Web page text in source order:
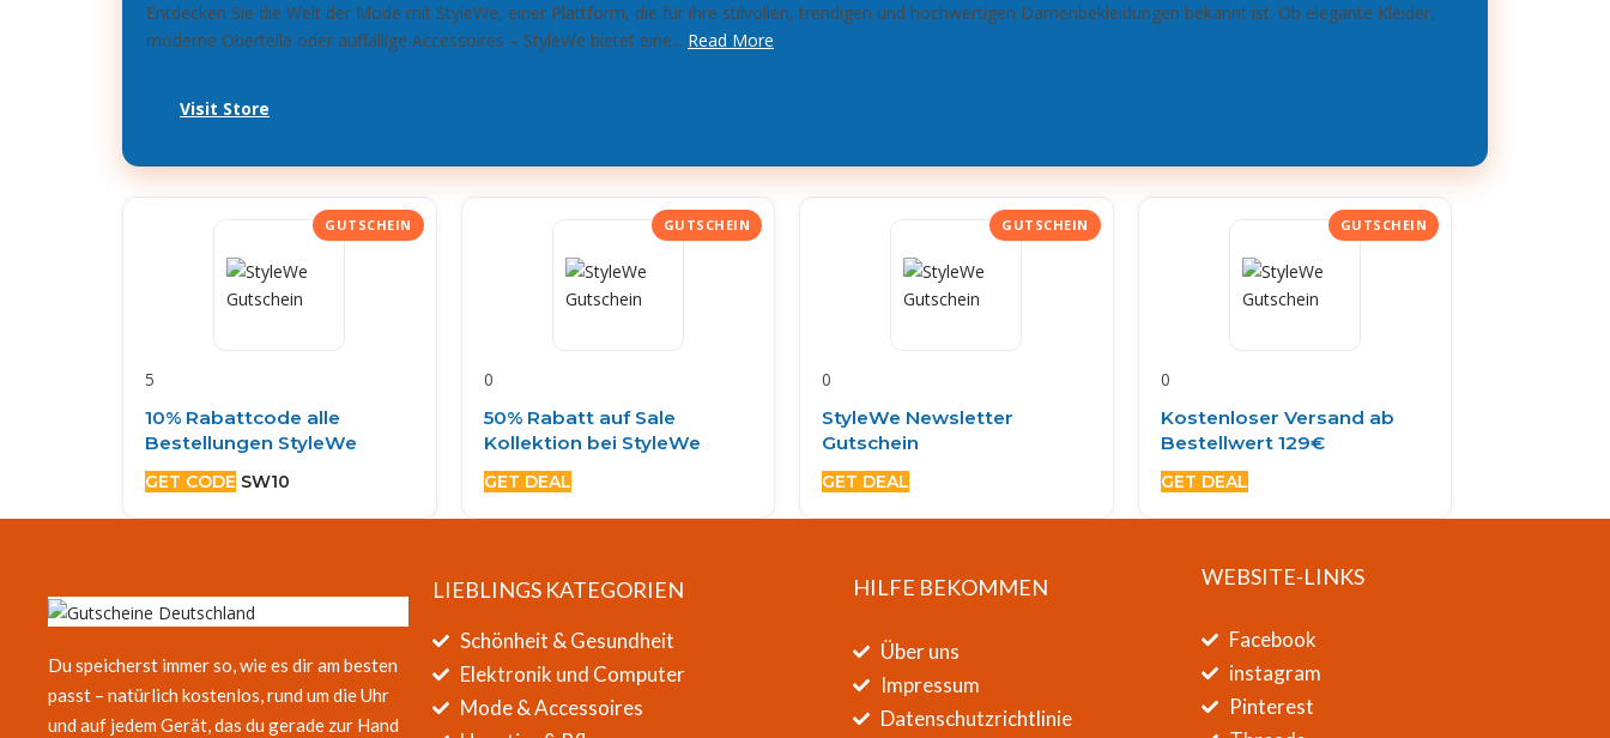
Entdecken Sie die Welt der Mode mit StyleWe, einer Plattform, die für ihre stilvollen, trendigen und hochwertigen Damenbekleidungen bekannt ist. Ob elegante Kleider,
moderne Oberteile oder auffällige Accessoires – StyleWe bietet eine... Read More
Visit Store
5
10% Rabattcode alle
Bestellungen StyleWe
GET CODE SW10
0
50% Rabatt auf Sale
Kollektion bei StyleWe
GET DEAL
0
StyleWe Newsletter
Gutschein
GET DEAL
0
Kostenloser Versand ab
Bestellwert 129€
GET DEAL
Du speicherst immer so, wie es dir am besten
passt – natürlich kostenlos, rund um die Uhr
und auf jedem Gerät, das du gerade zur Hand
LIEBLINGS KATEGORIEN
Schönheit & Gesundheit
Elektronik und Computer
Mode & Accessoires
HILFE BEKOMMEN
Über uns
Impressum
Datenschutzrichtlinie
WEBSITE-LINKS
Facebook
instagram
Pinterest